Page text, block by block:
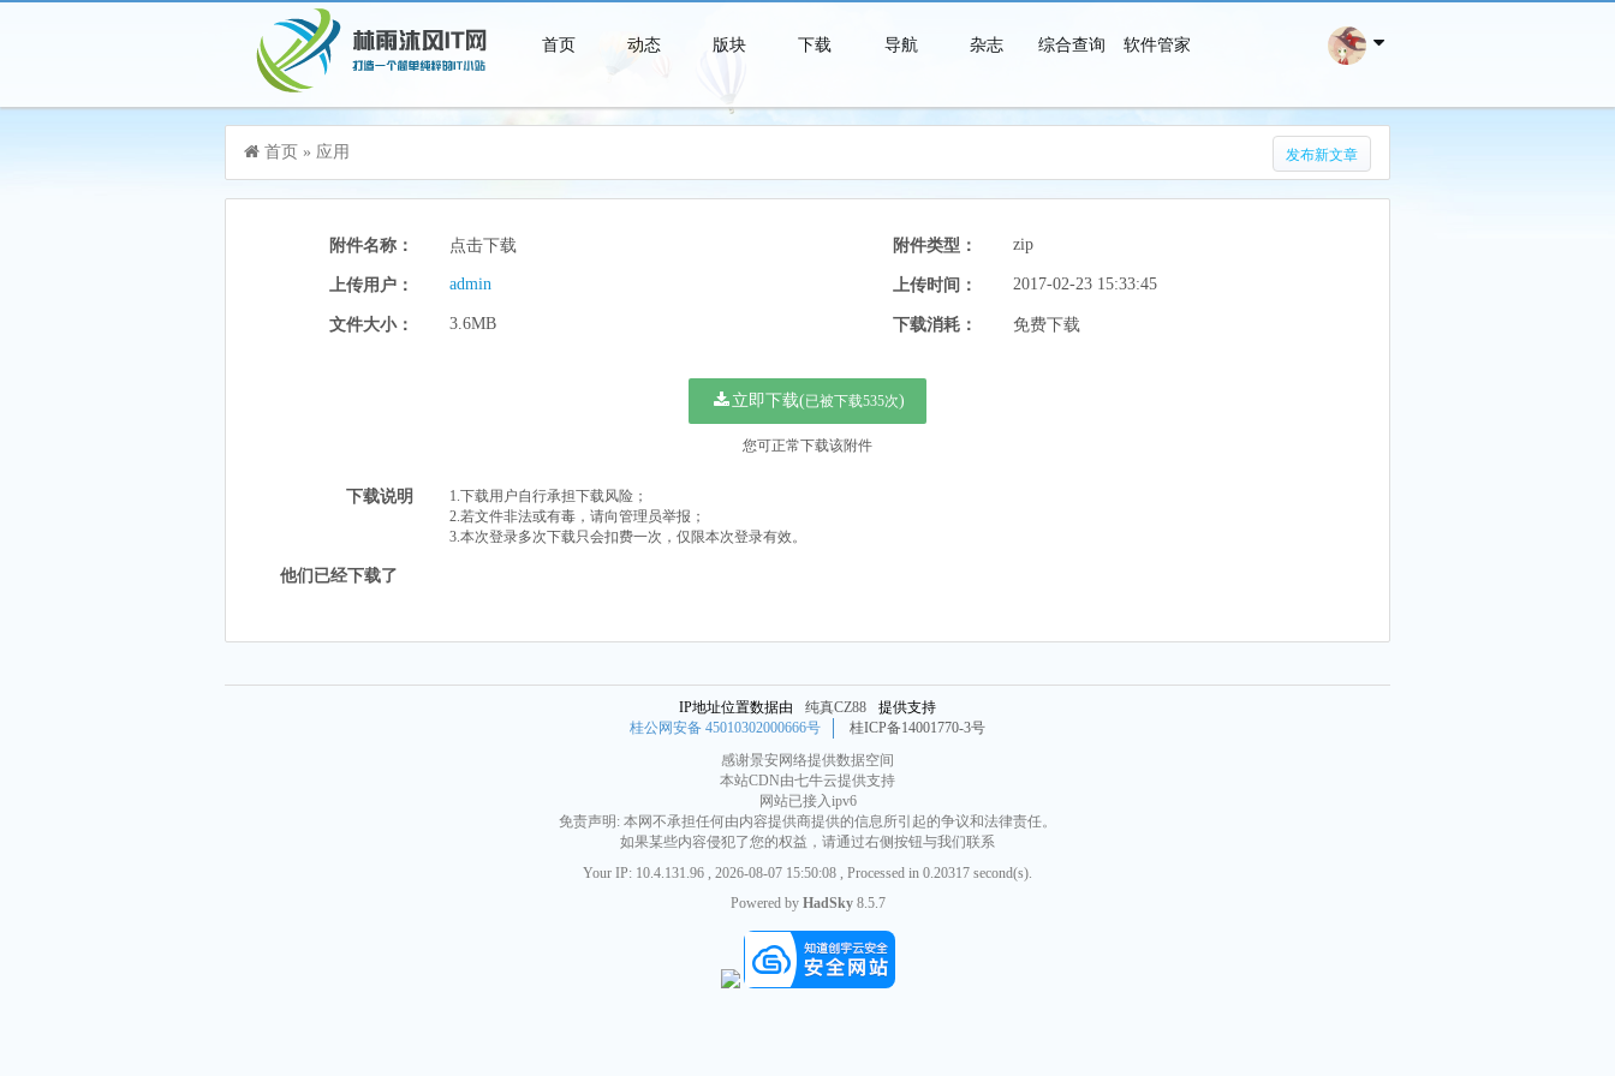
首页 动态 版块 下载 导航 杂志 综合查询 软件管家
搜 索
加入115生活VIP，立享尊贵服务
首页 » 应用 发布新文章
附件名称： 点击下载 附件类型： zip
上传用户： admin 上传时间： 2017-02-23 15:33:45
文件大小： 3.6MB 下载消耗： 免费下载
立即下载(已被下载535次)
您可正常下载该附件
下载说明
1.下载用户自行承担下载风险；
2.若文件非法或有毒，请向管理员举报；
3.本次登录多次下载只会扣费一次，仅限本次登录有效。
他们已经下载了
IP地址位置数据由 纯真CZ88
提供支持
桂公网安备 45010302000666号
桂ICP备14001770-3号
感谢景安网络提供数据空间
本站CDN由七牛云提供支持
网站已接入ipv6
免责声明: 本网不承担任何由内容提供商提供的信息所引起的争议和法律责任。
如果某些内容侵犯了您的权益，请通过右侧按钮与我们联系
Your IP: 10.4.131.96 , 2026-08-07 15:50:08 , Processed in 0.20317 second(s).
Powered by HadSky8.5.7